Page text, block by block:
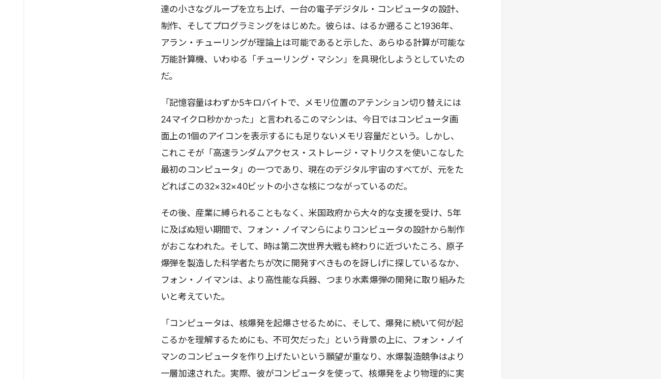
達の小さなグループを立ち上げ、一台の電子デジタル・コンピュータの設計、
制作、そしてプログラミングをはじめた。彼らは、はるか遡ること1936年、
アラン・チューリングが理論上は可能であると示した、あらゆる計算が可能な
万能計算機、いわゆる「チューリング・マシン」を具現化しようとしていたの
だ。
「記憶容量はわずか5キロバイトで、メモリ位置のアテンション切り替えには
24マイクロ秒かかった」と言われるこのマシンは、今日ではコンピュータ画
面上の1個のアイコンを表示するにも足りないメモリ容量だという。しかし、
これこそが「高速ランダムアクセス・ストレージ・マトリクスを使いこなした
最初のコンピュータ」の一つであり、現在のデジタル宇宙のすべてが、元をた
どればこの32×32×40ビットの小さな核につながっているのだ。
その後、産業に縛られることもなく、米国政府から大々的な支援を受け、5年
に及ばぬ短い期間で、フォン・ノイマンらによりコンピュータの設計から制作
がおこなわれた。そして、時は第二次世界大戦も終わりに近づいたころ、原子
爆弾を製造した科学者たちが次に開発すべきものを訝しげに探しているなか、
フォン・ノイマンは、より高性能な兵器、つまり水素爆弾の開発に取り組みた
いと考えていた。
「コンピュータは、核爆発を起爆させるために、そして、爆発に続いて何が起
こるかを理解するためにも、不可欠だった」という背景の上に、フォン・ノイ
マンのコンピュータを作り上げたいという願望が重なり、水爆製造競争はより
一層加速された。実際、彼がコンピュータを使って、核爆発をより物理的に実